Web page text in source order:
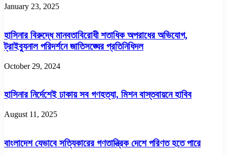
January 23, 2025
হাসিনার বিরুদ্ধে মানবতাবিরোধী শতাধিক অপরাধের অভিযোগ,
ট্রাইব্যুনাল পরিদর্শনে জাতিসঙ্ঘের প্রতিনিধিদল
October 29, 2024
হাসিনার নির্দেশেই ঢাকায় সব গণহত্যা, মিশন বাস্তবায়নে হাবিব
August 11, 2025
বাংলাদেশ যেভাবে সত্যিকারের গণতান্ত্রিক দেশে পরিণত হতে পারে